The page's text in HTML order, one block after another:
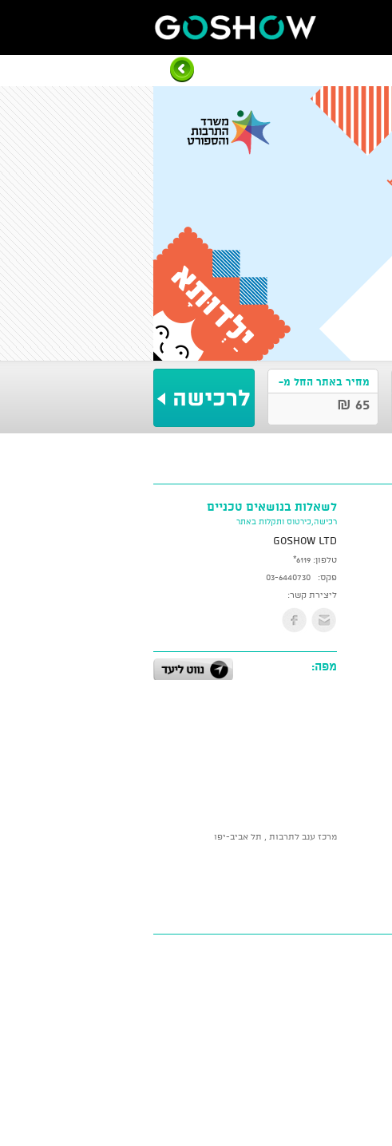
מחיר באתר החל מ-
65 ₪
לשאלות בנושאים טכניים
רכישה,כירטוס ותקלות באתר
GoShow LTD
טלפון: *6119
פקס:
03-6440730
ליצירת קשר:
מפה:
מרכז ענב לתרבות , תל אביב-יפו